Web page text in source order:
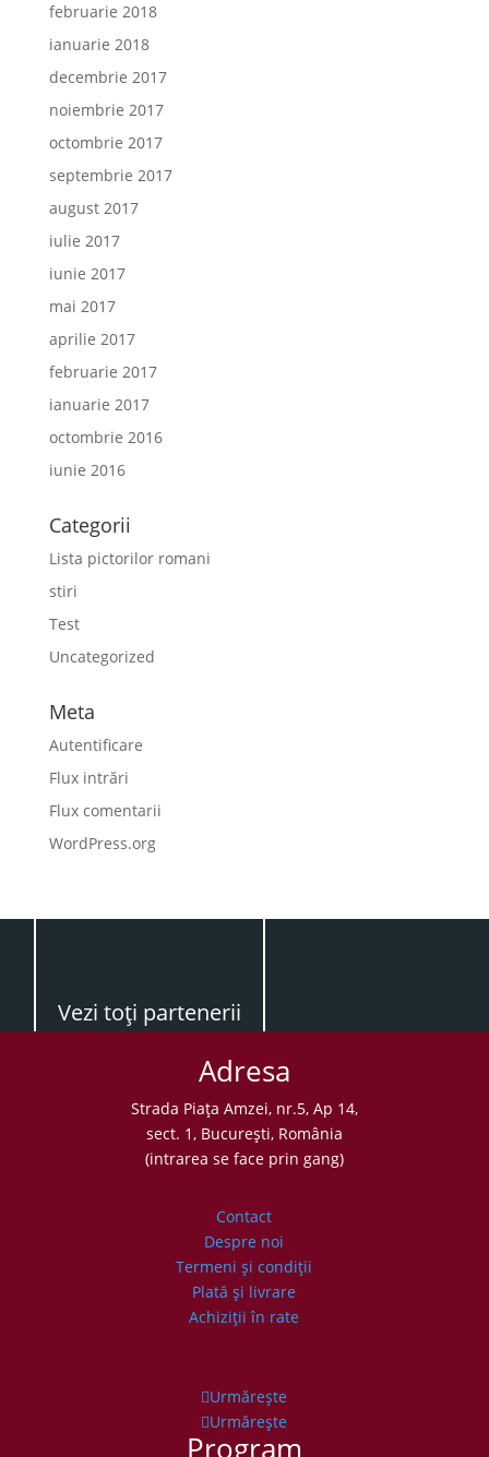
februarie 2018
ianuarie 2018
decembrie 2017
noiembrie 2017
octombrie 2017
septembrie 2017
august 2017
iulie 2017
iunie 2017
mai 2017
aprilie 2017
februarie 2017
ianuarie 2017
octombrie 2016
iunie 2016
Categorii
Lista pictorilor romani
stiri
Test
Uncategorized
Meta
Autentificare
Flux intrări
Flux comentarii
WordPress.org
Vezi toţi partenerii
Adresa
Strada Piaţa Amzei, nr.5, Ap 14,
sect. 1, Bucureşti, România
(intrarea se face prin gang)
Contact
Despre noi
Termeni şi condiţii
Plată şi livrare
Achiziţii în rate
Urmărește
Urmărește
Program